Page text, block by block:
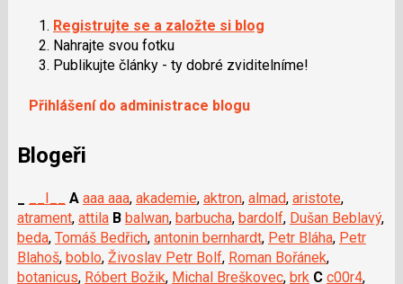
Registrujte se a založte si blog
Nahrajte svou fotku
Publikujte články - ty dobré zviditelníme!
Přihlášení do administrace blogu
Blogeři
__I__ A aaa aaa, akademie, aktron, almad, aristote,
atrament, attila B balwan, barbucha, bardolf, Dušan Beblavý,
beda, Tomáš Bedřich, antonin bernhardt, Petr Bláha, Petr
Blahoš, boblo, Živoslav Petr Bolf, Roman Bořánek,
botanicus, Róbert Božik, Michal Breškovec, brk C c00r4,